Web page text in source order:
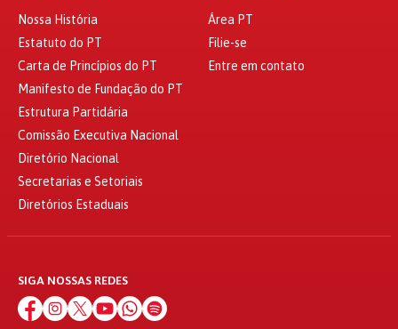
Nossa História
Estatuto do PT
Carta de Princípios do PT
Manifesto de Fundação do PT
Estrutura Partidária
Comissão Executiva Nacional
Diretório Nacional
Secretarias e Setoriais
Diretórios Estaduais
Área PT
Filie-se
Entre em contato
SIGA NOSSAS REDES